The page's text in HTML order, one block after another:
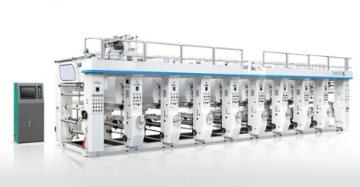
CHÚNG
TÔI